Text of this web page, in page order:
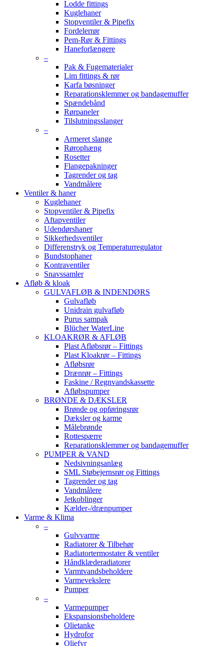
Lodde fittings
Kuglehaner
Stopventiler & Pipefix
Fordelerrør
Pem-Rør & Fittings
Haneforlængere
–
Pak & Fugematerialer
Lim fittings & rør
Karfa bøsninger
Reparationsklemmer og bandagemuffer
Spændebånd
Rørpaneler
Tilslutningsslanger
–
Armeret slange
Rørophæng
Rosetter
Flangepakninger
Tagrender og tag
Vandmålere
Ventiler & haner
Kuglehaner
Stopventiler & Pipefix
Aftapventiler
Udendørshaner
Sikkerhedsventiler
Differenstryk og Temperaturregulator
Bundstophaner
Kontraventiler
Snavssamler
Afløb & kloak
GULVAFLØB & INDENDØRS
Gulvafløb
Unidrain gulvafløb
Purus sampak
Blücher WaterLine
KLOAKRØR & AFLØB
Plast Afløbsrør – Fittings
Plast Kloakrør – Fittings
Afløbsrør
Drænrør – Fittings
Faskine / Regnvandskassette
Afløbspumper
BRØNDE & DÆKSLER
Brønde og opføringsrør
Dæksler og karme
Målebrønde
Rottespærre
Reparationsklemmer og bandagemuffer
PUMPER & VAND
Nedsivningsanlæg
SML Støbejernsrør og Fittings
Tagrender og tag
Vandmålere
Jetkoblinger
Kælder-/drænpumper
Varme & Klima
–
Gulvvarme
Radiatorer & Tilbehør
Radiatortermostater & ventiler
Håndklæderadiatorer
Varmtvandsbeholdere
Varmevekslere
Pumper
–
Varmepumper
Ekspansionsbeholdere
Olietanke
Hydrofor
Oliefyr